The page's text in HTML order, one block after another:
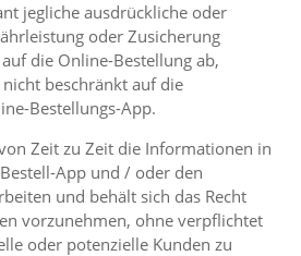
jegliche ausdrückliche oder
oder Zusicherung
die Online-Bestellung ab,
beschränkt auf die
Bestellungs-App.
Zeit zu Zeit die Informationen in
App und / oder den
und behält sich das Recht
vorzunehmen, ohne verpflichtet
oder potenzielle Kunden zu